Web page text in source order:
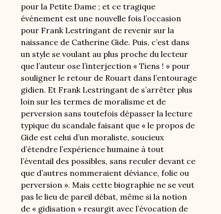
pour la Petite Dame ; et ce tragique
événement est une nouvelle fois l’occasion
pour Frank Lestringant de revenir sur la
naissance de Catherine Gide. Puis, c’est dans
un style se voulant au plus proche du lecteur
que l’auteur ose l’interjection « Tiens ! » pour
souligner le retour de Rouart dans l’entourage
gidien. Et Frank Lestringant de s’arrêter plus
loin sur les termes de moralisme et de
perversion sans toutefois dépasser la lecture
typique du scandale faisant que « le propos de
Gide est celui d’un moraliste, soucieux
d’étendre l’expérience humaine à tout
l’éventail des possibles, sans reculer devant ce
que d’autres nommeraient déviance, folie ou
perversion ». Mais cette biographie ne se veut
pas le lieu de pareil débat, même si la notion
de « gidisation » resurgit avec l’évocation de